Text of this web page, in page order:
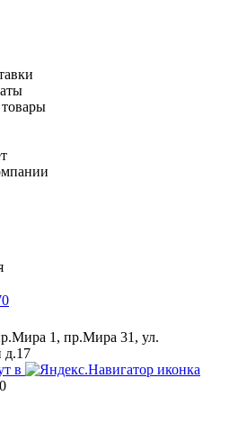
1, пр.Мира 31, ул.
д.17
в